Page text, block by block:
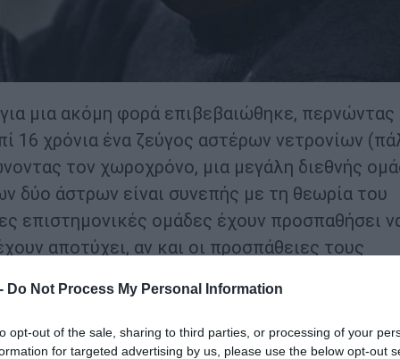
Do Not Process My Personal Information
opt-out of the sale, sharing to third parties, or processing of your
for targeted advertising by us, please use the below opt-out
μια ακόμη φορά επιβεβαιώθηκε,
16 χρόνια ένα ζεύγος αστέρων νετρονίων
τον χωροχρόνο, μια μεγάλη διεθνής
δύο άστρων είναι συνεπής με τη θεωρία του
επιστημονικές ομάδες έχουν προσπαθήσει
αποτύχει, αν και οι προσπάθειες τους
στη συγκεκριμένη θεωρία θα ανοίξει
πραγματική επανάσταση στη Φυσική,